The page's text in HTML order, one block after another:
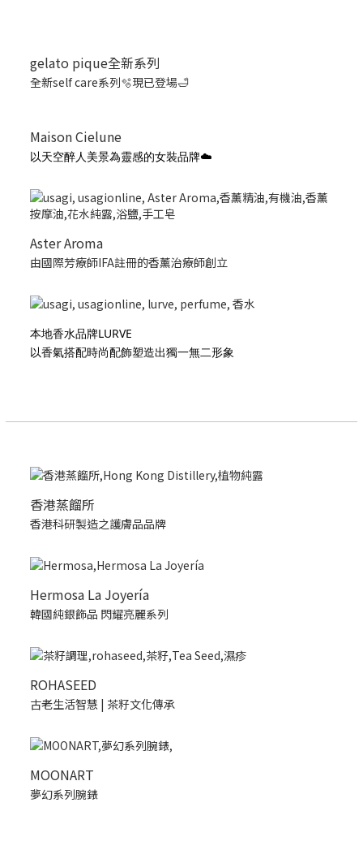
gelato pique全新系列
全新self care系列🫧現已登場🛁
Maison Cielune
以天空醉人美景為靈感的女裝品牌☁️
Aster Aroma
由國際芳療師IFA註冊的香薰治療師創立
本地香水品牌LURVE
以香氣搭配時尚配飾塑造出獨一無二形象
香港蒸餾所
香港科研製造之護膚品品牌
Hermosa La Joyería
韓國純銀飾品 閃耀亮麗系列
ROHASEED
古老生活智慧 | 茶籽文化傳承
MOONART
夢幻系列腕錶